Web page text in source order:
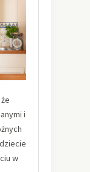
i
w